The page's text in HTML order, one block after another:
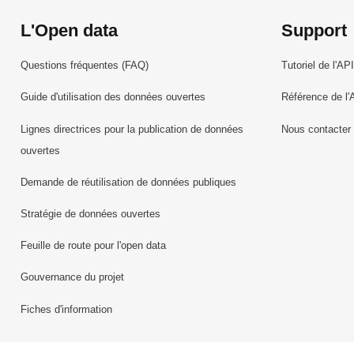
L'Open data
Questions fréquentes (FAQ)
Guide d'utilisation des données ouvertes
Lignes directrices pour la publication de données
ouvertes
Demande de réutilisation de données publiques
Stratégie de données ouvertes
Feuille de route pour l'open data
Gouvernance du projet
Fiches d'information
Support
Tutoriel de l'API
Référence de
Nous contacter